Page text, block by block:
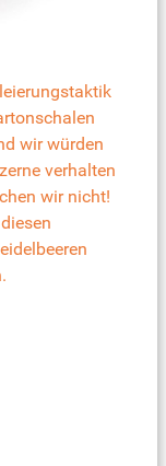
wir würden
verhalten
wir nicht!